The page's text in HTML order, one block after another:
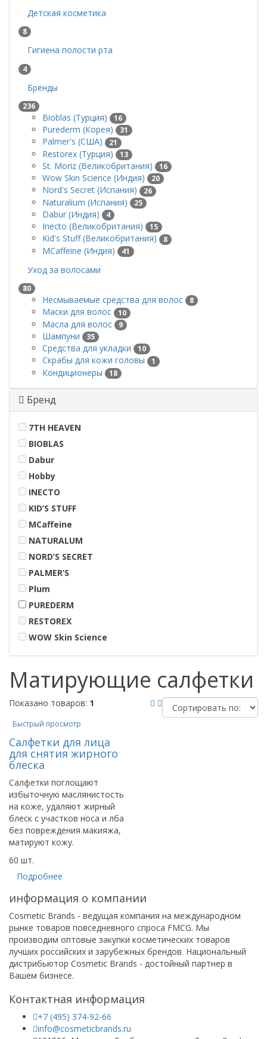
Детская косметика
8
Гигиена полости рта
4
Бренды
236
Bioblas (Турция) 16
Purederm (Корея) 31
Palmer's (США) 21
Restorex (Турция) 13
St. Moriz (Великобритания) 16
Wow Skin Science (Индия) 20
Nord's Secret (Испания) 26
Naturalium (Испания) 25
Dabur (Индия) 4
Inecto (Великобритания) 15
Kid's Stuff (Великобритания) 8
MCaffeine (Индия) 41
Уход за волосами
80
Несмываемые средства для волос 8
Маски для волос 10
Масла для волос 9
Шампуни 35
Средства для укладки 10
Скрабы для кожи головы 1
Кондиционеры 18
Бренд
7TH HEAVEN
BIOBLAS
Dabur
Hobby
INECTO
KID’S STUFF
MCaffeine
NATURALUM
NORD’S SECRET
PALMER’S
Plum
PUREDERM
RESTOREX
WOW Skin Science
Матирующие салфетки
Показано товаров: 1
Быстрый просмотр
Салфетки для лица
для снятия жирного
блеска
Салфетки поглощают
избыточную маслянистость
на коже, удаляют жирный
блеск с участков носа и лба
без повреждения макияжа,
матируют кожу.
60 шт.
Подробнее
информация о компании
Cosmetic Brands - ведущая компания на международном
рынке товаров повседневного спроса FMCG. Мы
производим оптовые закупки косметических товаров
лучших российских и зарубежных брендов. Национальный
дистрибьютор Cosmetic Brands - достойный партнер в
Вашем бизнесе.
Контактная информация
+7 (495) 374-92-66
info@cosmeticbrands.ru